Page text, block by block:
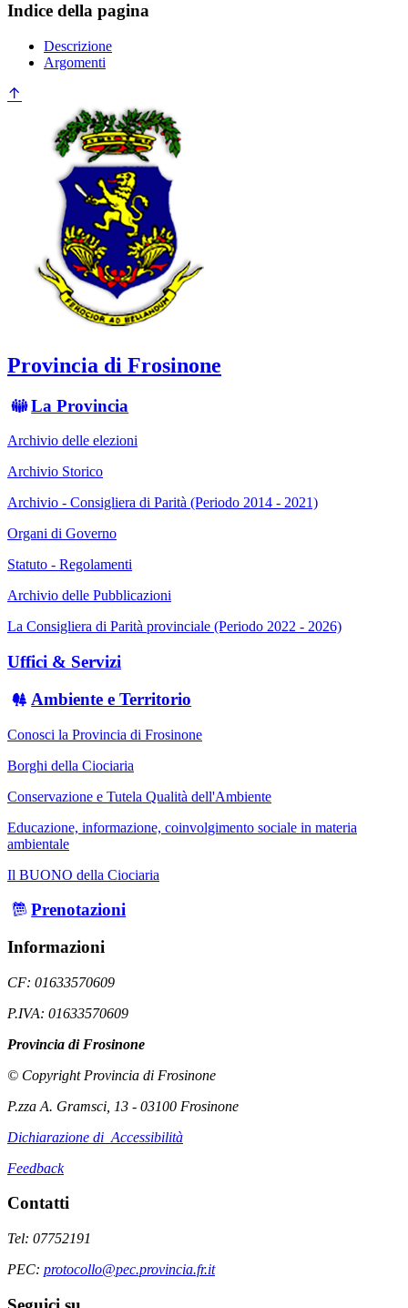
Indice della pagina
Descrizione
Argomenti
Provincia di Frosinone
La Provincia
Archivio delle elezioni
Archivio Storico
Archivio - Consigliera di Parità (Periodo 2014 - 2021)
Organi di Governo
Statuto - Regolamenti
Archivio delle Pubblicazioni
La Consigliera di Parità provinciale (Periodo 2022 - 2026)
Uffici & Servizi
Ambiente e Territorio
Conosci la Provincia di Frosinone
Borghi della Ciociaria
Conservazione e Tutela Qualità dell'Ambiente
Educazione, informazione, coinvolgimento sociale in materia
ambientale
Il BUONO della Ciociaria
Prenotazioni
Informazioni
CF: 01633570609
P.IVA: 01633570609
Provincia di Frosinone
© Copyright Provincia di Frosinone
P.zza A. Gramsci, 13 - 03100 Frosinone
Dichiarazione di Accessibilità
Feedback
Contatti
Tel: 07752191
PEC: protocollo@pec.provincia.fr.it